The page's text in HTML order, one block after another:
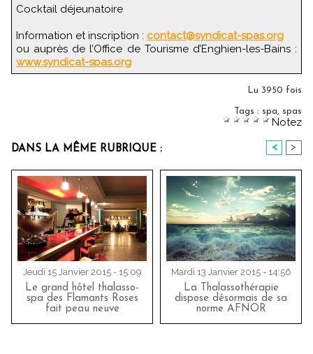
Cocktail déjeunatoire
Information et inscription : contact@syndicat-spas.org
ou auprès de l’Office de Tourisme d’Enghien-les-Bains :
www.syndicat-spas.org
Lu 3950 fois
Tags : spa, spas
Notez
DANS LA MÊME RUBRIQUE : < >
Jeudi 15 Janvier 2015 - 15:09
Le grand hôtel thalasso-
spa des Flamants Roses
fait peau neuve
Mardi 13 Janvier 2015 - 14:56
La Thalassothérapie
dispose désormais de sa
norme AFNOR